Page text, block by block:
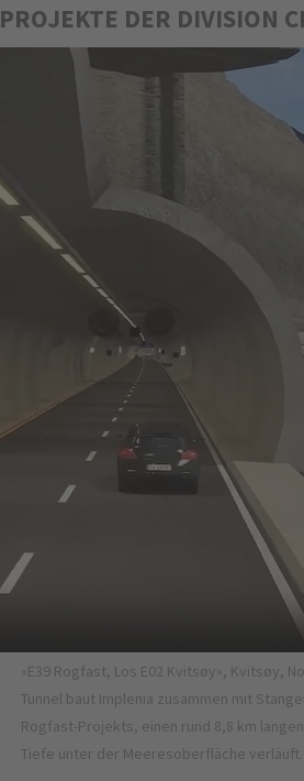
PROJEKTE DER DIVISION
«E39 Rogfast, Los E02 Kvitsøy», Kvitsøy,
Tunnel baut Implenia zusammen mit
Rogfast-Projekts, einen rund 8,8 km
Tiefe unter der Meeresoberfläche verläuft.